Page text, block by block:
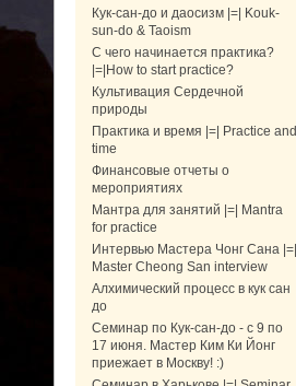
Кук-сан-до и даосизм |=| Kouk-
sun-do & Taoism
С чего начинается практика?
|=|How to start practice?
Культивация Сердечной
природы
Практика и время |=| Practice and
time
Финансовые отчеты о
мероприятиях
Мантра для занятий |=| Mantra
for practice
Интервью Мастера Чонг Сана |=|
Master Cheong San interview
Алхимический процесс в кук сан
до
Семинар по Кук-сан-до - с 9 по
17 июня. Мастер Ким Ки Йонг
приежает в Москву! :)